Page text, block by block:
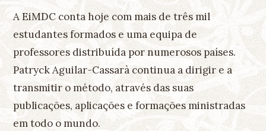
A EiMDC conta hoje com mais de três mil
estudantes formados e uma equipa de
professores distribuída por numerosos países.
Patryck Aguilar-Cassarà continua a dirigir e a
transmitir o método, através das suas
publicações, aplicações e formações ministradas
em todo o mundo.